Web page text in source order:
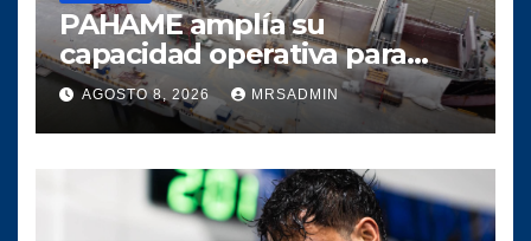
PAHAME amplía su
capacidad operativa para
responder al crecimiento del
comercio marítimo
AGOSTO 8, 2026 MRSADMIN